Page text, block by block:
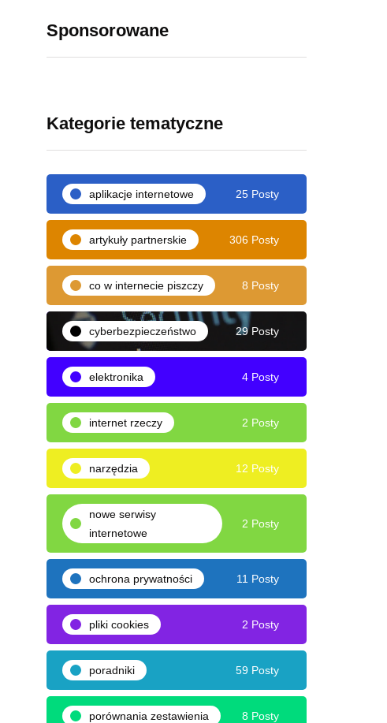
Sponsorowane
Kategorie tematyczne
aplikacje internetowe 25 Posty
artykuły partnerskie 306 Posty
co w internecie piszczy 8 Posty
cyberbezpieczeństwo 29 Posty
elektronika 4 Posty
internet rzeczy 2 Posty
narzędzia 12 Posty
nowe serwisy
internetowe
2 Posty
ochrona prywatności 11 Posty
pliki cookies 2 Posty
poradniki 59 Posty
porównania zestawienia 8 Posty